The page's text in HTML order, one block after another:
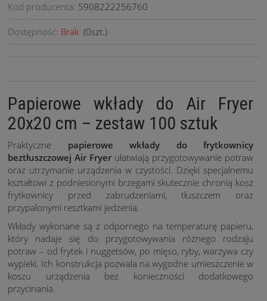
Kod producenta: 5908222256760
Dostępność: Brak (0szt.)
Papierowe wkłady do Air Fryer
20x20 cm – zestaw 100 sztuk
Praktyczne papierowe wkłady do frytkownicy
beztłuszczowej Air Fryer ułatwiają przygotowywanie potraw
oraz utrzymanie urządzenia w czystości. Dzięki specjalnemu
kształtowi z podniesionymi brzegami skutecznie chronią kosz
frytkownicy przed zabrudzeniami, tłuszczem oraz
przypalonymi resztkami jedzenia.
Wkłady wykonane są z odpornego na temperaturę papieru,
który nadaje się do przygotowywania różnego rodzaju
potraw – od frytek i nuggetsów, po mięso, ryby, warzywa czy
wypieki. Ich konstrukcja pozwala na wygodne umieszczenie w
koszu urządzenia bez konieczności dodatkowego
przycinania.